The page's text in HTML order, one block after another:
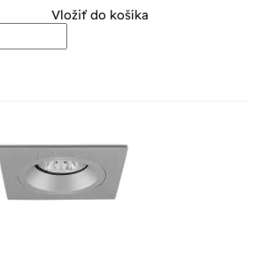
Vložiť do košíka